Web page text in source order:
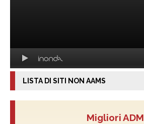
LISTA DI SITI NON AAMS
Migliori ADM